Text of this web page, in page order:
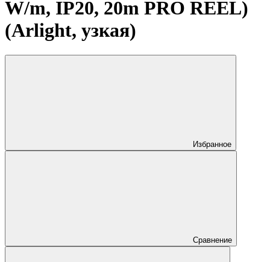
W/m, IP20, 20m PRO REEL)
(Arlight, узкая)
Избранное
Сравнение